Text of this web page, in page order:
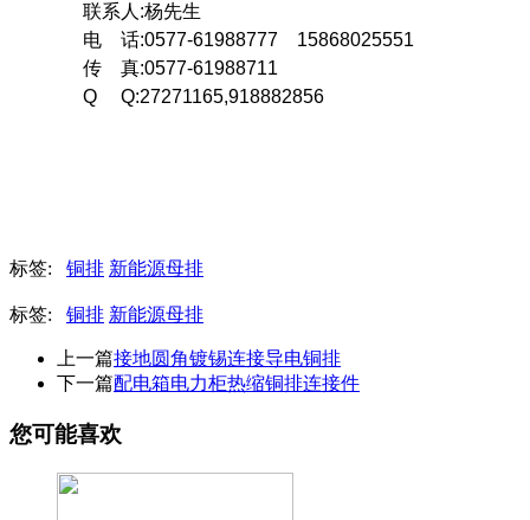
联系人:杨先生
电 话:0577-61988777 15868025551
传 真:0577-61988711
Q Q:27271165,918882856
标签: 铜排 新能源母排
标签: 铜排 新能源母排
上一篇接地圆角镀锡连接导电铜排
下一篇配电箱电力柜热缩铜排连接件
您可能喜欢